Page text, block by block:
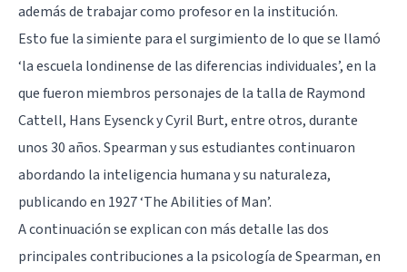
además de trabajar como profesor en la institución.
Esto fue la simiente para el surgimiento de lo que se llamó
‘la escuela londinense de las diferencias individuales’, en la
que fueron miembros personajes de la talla de Raymond
Cattell, Hans Eysencky Cyril Burt, entre otros, durante
unos 30 años. Spearman y sus estudiantes continuaron
abordando la inteligencia humana y su naturaleza,
publicando en 1927 ‘The Abilities of Man’.
A continuación se explican con más detalle las dos
principales contribuciones a la psicología de Spearman, en